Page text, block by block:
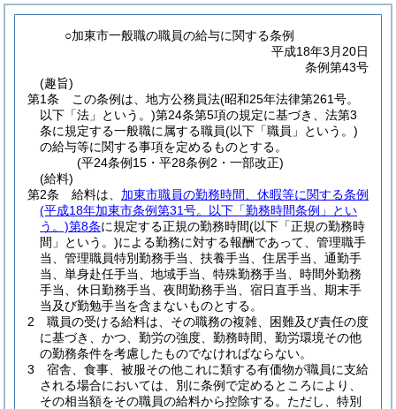
○加東市一般職の職員の給与に関する条例
平成18年3月20日
条例第43号
(趣旨)
第1条
この条例は、地方公務員法(昭和25年法律第261号。
以下「法」という。)第24条第5項の規定に基づき、法第3
条に規定する一般職に属する職員(以下「職員」という。)
の給与等に関する事項を定めるものとする。
(平24条例15・平28条例2・一部改正)
(給料)
第2条
給料は、 加東市職員の勤務時間、休暇等に関する条例
(平成18年加東市条例第31号。以下「勤務時間条例」とい
う。)第8条に規定する正規の勤務時間(以下「正規の勤務時
間」という。)による勤務に対する報酬であって、管理職手
当、管理職員特別勤務手当、扶養手当、住居手当、通勤手
当、単身赴任手当、地域手当、特殊勤務手当、時間外勤務
手当、休日勤務手当、夜間勤務手当、宿日直手当、期末手
当及び勤勉手当を含まないものとする。
2
職員の受ける給料は、その職務の複雑、困難及び責任の度
に基づき、かつ、勤労の強度、勤務時間、勤労環境その他
の勤務条件を考慮したものでなければならない。
3
宿舎、食事、被服その他これに類する有価物が職員に支給
される場合においては、別に条例で定めるところにより、
その相当額をその職員の給料から控除する。 ただし、特別